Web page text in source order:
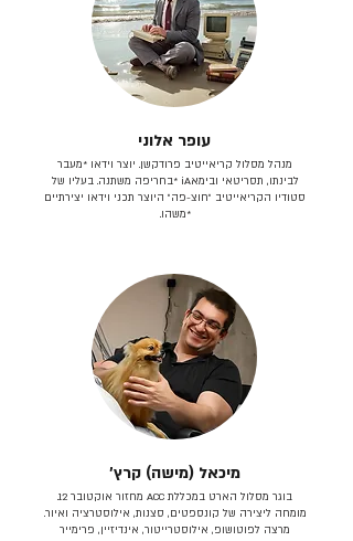
עופר אלוני
מנהל מסלול קריאייטיב פרודקשן. יוצר וידאו *מעבר
לבינתו, תסריטאי וב​ימאiA‎ *בחריפה משתנה. בעליו של
סטודיו הקריאייטיב ״חוצ-פה״ היוצר תכני וידאו יצירתיים
*משהו.
מיכאל (מישה) קרץ׳
בוגר מסלול הארט במכללת ACC מחזור אוקטובר 12.
מומחה ליצירה של קונספטים, סצנות, אילוסטרציה ואיור.
מרצה לפוטושופ, אילוסטרייטור, אינדיזיין, פרימייר